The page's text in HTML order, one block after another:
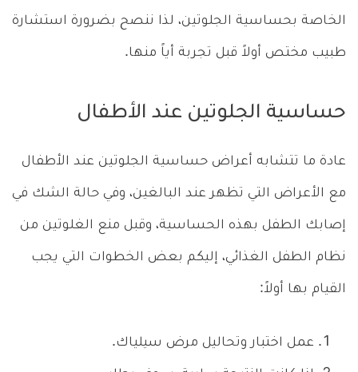
الخاصة بحساسية الجلوتين، لذا ننصح بضرورة استشارة
طبيب مختص أولاً قبل تجربة أياً منها.
حساسية الجلوتين عند الأطفال
عادة ما تتشابه أعراض حساسية الجلوتين عند الأطفال
مع الأعراض التي تظهر عند البالغين، وفي حالة الشك في
إصابك الطفل بهذه الحساسية، وقبل منع الغلوتين من
نظام الطفل الغذائي، إليكم بعض الخطوات التي يجب
القيام بها أولاً:
عمل اختبار وتحاليل مرض سيلياك.